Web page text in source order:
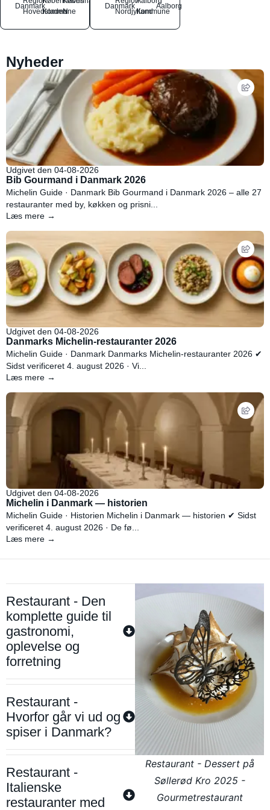
Danmark
Hovedstaden
Kommune
N
Danmark
NordjyllandKommune
Aalborg
Nyheder
Udgivet den 04-08-2026
Bib Gourmand i Danmark 2026
Michelin Guide · Danmark Bib Gourmand i Danmark 2026 – alle 27
restauranter med by, køkken og prisni...
Læs mere →
Udgivet den 04-08-2026
Danmarks Michelin-restauranter 2026
Michelin Guide · Danmark Danmarks Michelin-restauranter 2026 ✔
Sidst verificeret 4. august 2026 · Vi...
Læs mere →
Udgivet den 04-08-2026
Michelin i Danmark — historien
Michelin Guide · Historien Michelin i Danmark — historien ✔ Sidst
verificeret 4. august 2026 · De fø...
Læs mere →
Restaurant - Den
komplette guide til
gastronomi,
oplevelse og
forretning
Restaurant -
Hvorfor går vi ud og
spiser i Danmark?
Restaurant -
Italienske
restauranter med
Restaurant - Dessert på
Søllerød Kro 2025 -
Gourmetrestaurant